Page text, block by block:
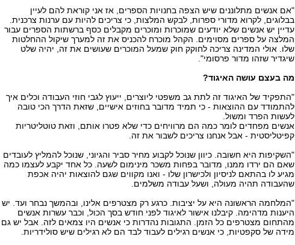
"אם אנשים מתלוננים שיש הצפה בחנויות הספרים, אז אני קוראת להם לעיין
בבלוגים, לקרוא מדורי ספרות, לבקש המלצות, כי צריכים להיות עם ערנות צרכנית.
עדיין יש אנשים שלא יודעים שמוכרות ומוכרים מקבלים כסף ברשתות הספרים עבור
המלצה על ספרים מסוימים. הקהל מוכרח להכניס את זה למערך שיקול ההחלטות
שלו. אולי המדינה צריכה לחוקק חוק שמעל המוכרים שעושים את זה, יהיה שלט
שיגדיר שזהו מדור פרסומי".
מה בעצם עושה האיגוד?
"התפקיד של האיגוד זה לתת גב משפטי ליוצרים, ייעוץ לגבי חוזי העבודה וכלים איך
להתמודד עם ההוצאות - כי תמיד מדובר בחוזים אישיים, שזאת הדרך הכי טובה
לעשות הפרד ומשול.
אנשים מפחדים לומר כמה הם מרוויחים כדי שלא פטרו אותם, וזאת טוטליטריות
קפיטליסטית - אבל אנחנו צריכים לשבור את זה.
"השקיפות היא חשובה. כיוון שנוכל לקבוע מחיר סביר והגיוני, שנוכל להמליץ לעובדים
שאם הם ירדו ממנו, מדובר בפחות משכר מינימום לשעה. כל אחד יקבע לעצמו כמה
מגיע לו בהתאם לניסיון ולכישרון שלו - ואנו מקווים שגם להוצאות יהיה אכפת
שהעבודה תהיה מעולה, ושעל עבודה משלמים.
"המלחמה הראשונה היא על יציבות. כרגע רק מצטרפים אלינו, ובהמשך נבחר ועד. יש
היענות מדהימה. קיבלנו אישור לאיגוד לפני חודש בסך הכול, וכבר עשרות אנשים
מהתחום מצטרפים כל הזמן. התגובות נהדרות כי אנשים היו צמאים לזה. אבל יש גם
מידה של סקפטיות, כי אנשים רגילים לעבוד לבד הם לא רגילים שיש סולידריות.